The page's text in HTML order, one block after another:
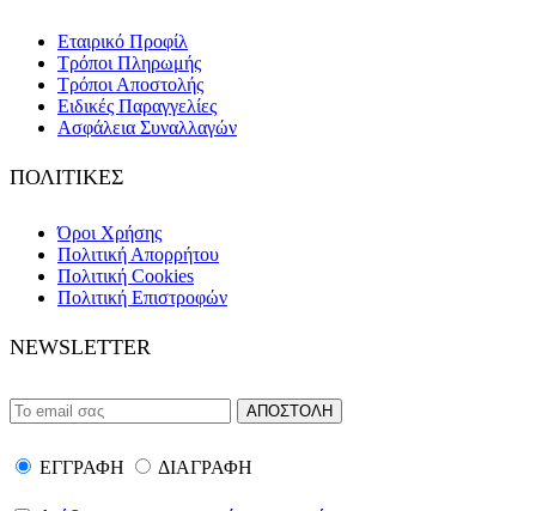
Εταιρικό Προφίλ
Τρόποι Πληρωμής
Τρόποι Αποστολής
Ειδικές Παραγγελίες
Ασφάλεια Συναλλαγών
ΠΟΛΙΤΙΚΕΣ
Όροι Χρήσης
Πολιτική Απορρήτου
Πολιτική Cookies
Πολιτική Επιστροφών
NEWSLETTER
ΕΓΓΡΑΦΗ ΔΙΑΓΡΑΦΗ